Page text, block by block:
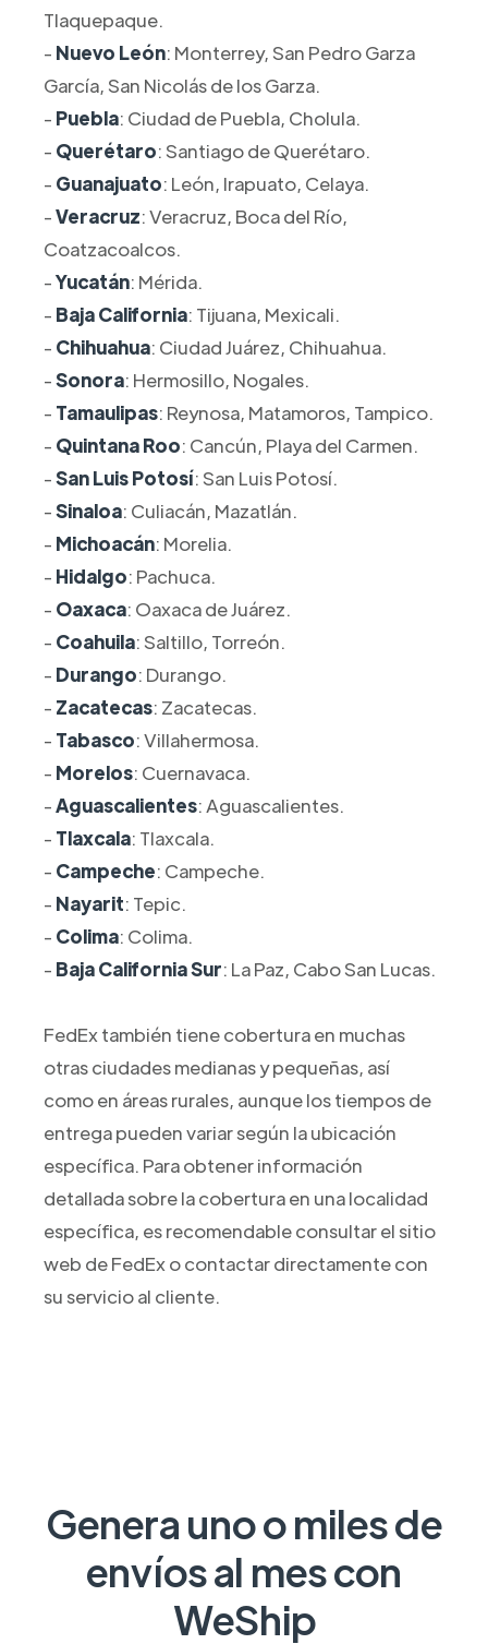
Tlaquepaque.
- Nuevo León: Monterrey, San Pedro Garza
García, San Nicolás de los Garza.
- Puebla: Ciudad de Puebla, Cholula.
- Querétaro: Santiago de Querétaro.
- Guanajuato: León, Irapuato, Celaya.
-Veracruz: Veracruz, Boca del Río,
Coatzacoalcos.
-Yucatán: Mérida.
- Baja California: Tijuana, Mexicali.
- Chihuahua: Ciudad Juárez, Chihuahua.
-Sonora: Hermosillo, Nogales.
- Tamaulipas: Reynosa, Matamoros, Tampico.
- Quintana Roo: Cancún, Playa del Carmen.
-San Luis Potosí: San Luis Potosí.
-Sinaloa: Culiacán, Mazatlán.
- Michoacán: Morelia.
- Hidalgo: Pachuca.
- Oaxaca: Oaxaca de Juárez.
- Coahuila: Saltillo, Torreón.
- Durango: Durango.
- Zacatecas: Zacatecas.
- Tabasco: Villahermosa.
- Morelos: Cuernavaca.
-Aguascalientes: Aguascalientes.
- Tlaxcala: Tlaxcala.
- Campeche: Campeche.
- Nayarit: Tepic.
- Colima: Colima.
- Baja California Sur: La Paz, Cabo San Lucas.
FedEx también tiene cobertura en muchas
otras ciudades medianas y pequeñas, así
como en áreas rurales, aunque los tiempos de
entrega pueden variar según la ubicación
específica. Para obtener información
detallada sobre la cobertura en una localidad
específica, es recomendable consultar el sitio
web de FedEx o contactar directamente con
su servicio al cliente.
Genera uno o miles de
envíos al mes con
WeShip